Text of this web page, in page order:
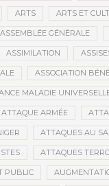
ARTS ARTS ET
ASSEMBLÉE GÉNÉRALE
ASSIMILATION
ASSOCIATION
MALADIE
ATTAQUE ARMÉE
ATTAQUES AU
ATTAQUES
PUBLIC